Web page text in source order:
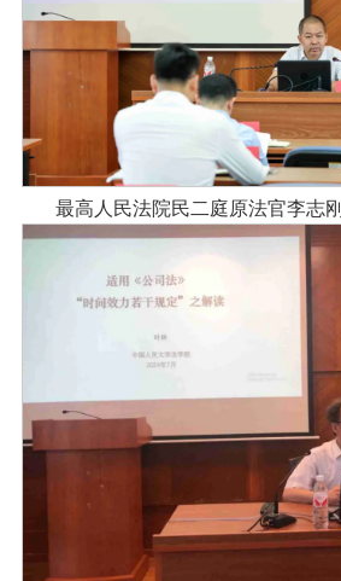
最高人民法院民二庭原法官李志刚